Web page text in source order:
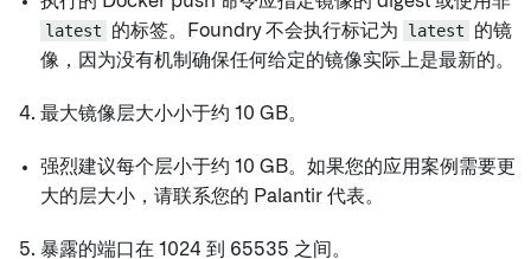
latest
的标签。Foundry 不会执行标记为 latest
的镜
像，因为没有机制确保任何给定的镜像实际上是最新的。
最大镜像层大小小于约 10 GB。
强烈建议每个层小于约 10 GB。如果您的应用案例需要更
大的层大小，请联系您的 Palantir 代表。
暴露的端口在 1024 到 65535 之间。